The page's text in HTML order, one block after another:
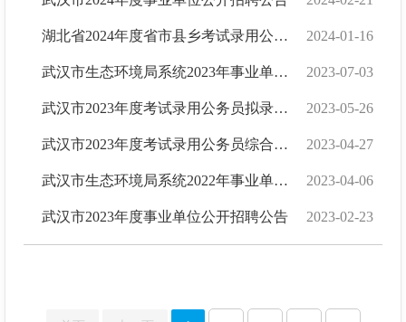
湖北省2024年度省市县乡考试录用公务员公告 2024-01-16
武汉市生态环境局系统2023年事业单位公开招聘拟聘用人员公示 2023-07-03
武汉市2023年度考试录用公务员拟录用人员公示（第一批） 2023-05-26
武汉市2023年度考试录用公务员综合成绩公告 2023-04-27
武汉市生态环境局系统2022年事业单位公开招聘拟聘用人员公示（第四批1人） 2023-04-06
武汉市2023年度事业单位公开招聘公告 2023-02-23